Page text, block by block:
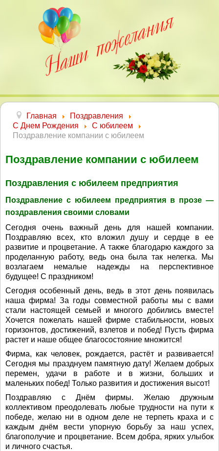
Главная
Поздравления
С Днем Рождения
С юбилеем
Поздравление компании с юбилеем
Поздравление компании с юбилеем
Поздравления с юбилеем предприятия
Поздравление с юбилеем предприятия в прозе —
поздравления своими словами
Сегодня очень важный день для нашей компании.
Поздравляю всех, кто вложил душу и сердце в ее
развитие и процветание. А также благодарю каждого за
проделанную работу, ведь она была так нелегка. Мы
возлагаем немалые надежды на перспективное
будущее! С праздником!
Сегодня особенный день, ведь в этот день появилась
наша фирма! За годы совместной работы мы с вами
стали настоящей семьей и многого добились вместе!
Хочется пожелать нашей фирме стабильности, новых
горизонтов, достижений, взлетов и побед! Пусть фирма
растет и наше общее благосостояние множится!
Фирма, как человек, рождается, растёт и развивается!
Сегодня мы празднуем памятную дату! Желаем добрых
перемен, удачи в работе и в жизни, больших и
маленьких побед! Только развития и достижения высот!
Поздравляю с Днём фирмы. Желаю дружным
коллективом преодолевать любые трудности на пути к
победе, желаю ни в одном деле не терпеть краха и с
каждым днём вести упорную борьбу за наш успех,
благополучие и процветание. Всем добра, ярких улыбок
и личного счастья.